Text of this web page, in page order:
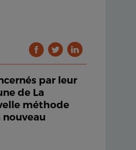
par leur
de La
méthode